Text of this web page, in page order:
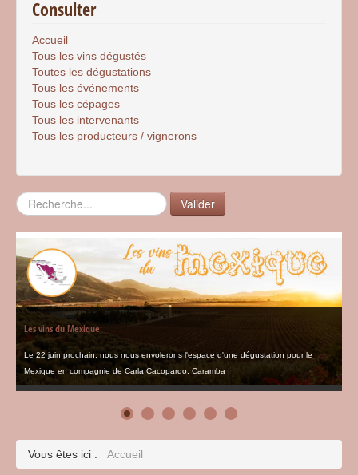
Consulter
Accueil
Tous les vins dégustés
Toutes les dégustations
Tous les événements
Tous les cépages
Tous les intervenants
Tous les producteurs / vignerons
Rechercher Valider
Les vins du Mexique
Le 22 juin prochain, nous nous envolerons l'espace d'une dégustation pour le
Mexique en compagnie de Carla Cacopardo. Caramba !
Vous êtes ici : Accueil